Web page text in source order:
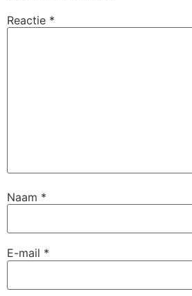
Reactie *
Naam *
E-mail *